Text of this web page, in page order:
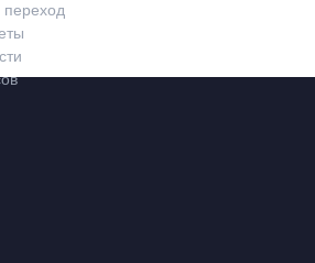
переход